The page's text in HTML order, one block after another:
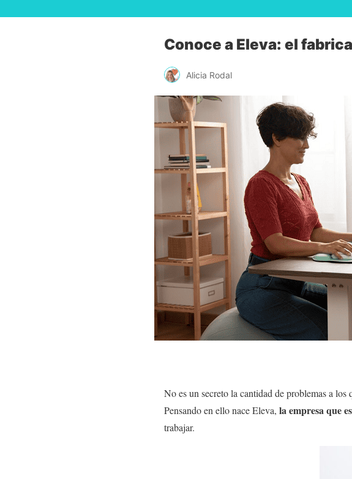
Conoce a Eleva: el
Alicia Rodal
No es un secreto la cantidad de problemas a los
Pensando en ello nace Eleva, la empresa que
trabajar.